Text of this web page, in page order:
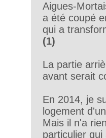
Aigues-
a été coupé
qui a
(1)
La partie
avant serait
En 2014, je
logement
Mais il n'a
particulier